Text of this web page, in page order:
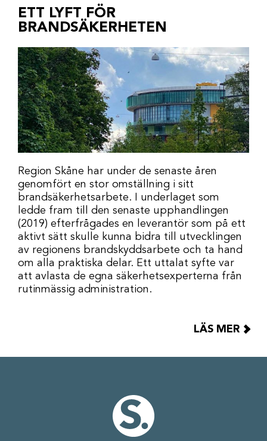
ETT LYFT FÖR
BRANDSÄKERHETEN
Region Skåne har under de senaste åren
genomfört en stor omställning i sitt
brandsäkerhetsarbete. I underlaget som
ledde fram till den senaste upphandlingen
(2019) efterfrågades en leverantör som på ett
aktivt sätt skulle kunna bidra till utvecklingen
av regionens brandskyddsarbete och ta hand
om alla praktiska delar. Ett uttalat syfte var
att avlasta de egna säkerhetsexperterna från
rutinmässig administration.
LÄS MER